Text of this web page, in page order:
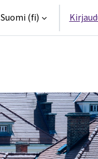
Suomi ‎(fi)‎